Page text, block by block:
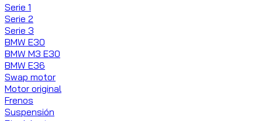
Serie 1
Serie 2
Serie 3
BMW E30
BMW M3 E30
BMW E36
Swap motor
Motor original
Frenos
Suspensión